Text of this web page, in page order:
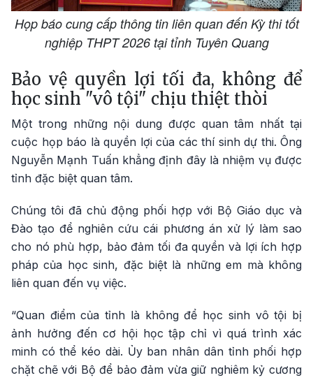
Họp báo cung cấp thông tin liên quan đến Kỳ thi tốt
nghiệp THPT 2026 tại tỉnh Tuyên Quang
Bảo vệ quyền lợi tối đa, không để
học sinh "vô tội" chịu thiệt thòi
Một trong những nội dung được quan tâm nhất tại
cuộc họp báo là quyền lợi của các thí sinh dự thi. Ông
Nguyễn Mạnh Tuấn khẳng định đây là nhiệm vụ được
tỉnh đặc biệt quan tâm.
Chúng tôi đã chủ động phối hợp với Bộ Giáo dục và
Đào tạo để nghiên cứu cái phương án xử lý làm sao
cho nó phù hợp, bảo đảm tối đa quyền và lợi ích hợp
pháp của học sinh, đặc biệt là những em mà không
liên quan đến vụ việc.
“Quan điểm của tỉnh là không để học sinh vô tội bị
ảnh hưởng đến cơ hội học tập chỉ vì quá trình xác
minh có thể kéo dài. Ủy ban nhân dân tỉnh phối hợp
chặt chẽ với Bộ để bảo đảm vừa giữ nghiêm kỷ cương